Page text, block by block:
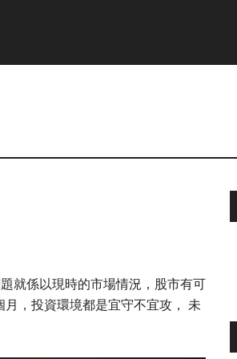
就係以現時的市場情況，股市有可
，投資環境都是宜守不宜攻， 未